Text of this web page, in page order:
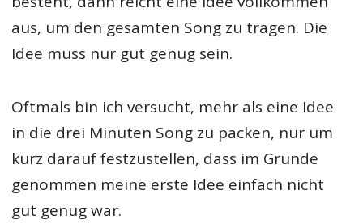
aus, um den gesamten Song zu tragen. Die
Idee muss nur gut genug sein.
Oftmals bin ich versucht, mehr als eine Idee
in die drei Minuten Song zu packen, nur um
kurz darauf festzustellen, dass im Grunde
genommen meine erste Idee einfach nicht
gut genug war.